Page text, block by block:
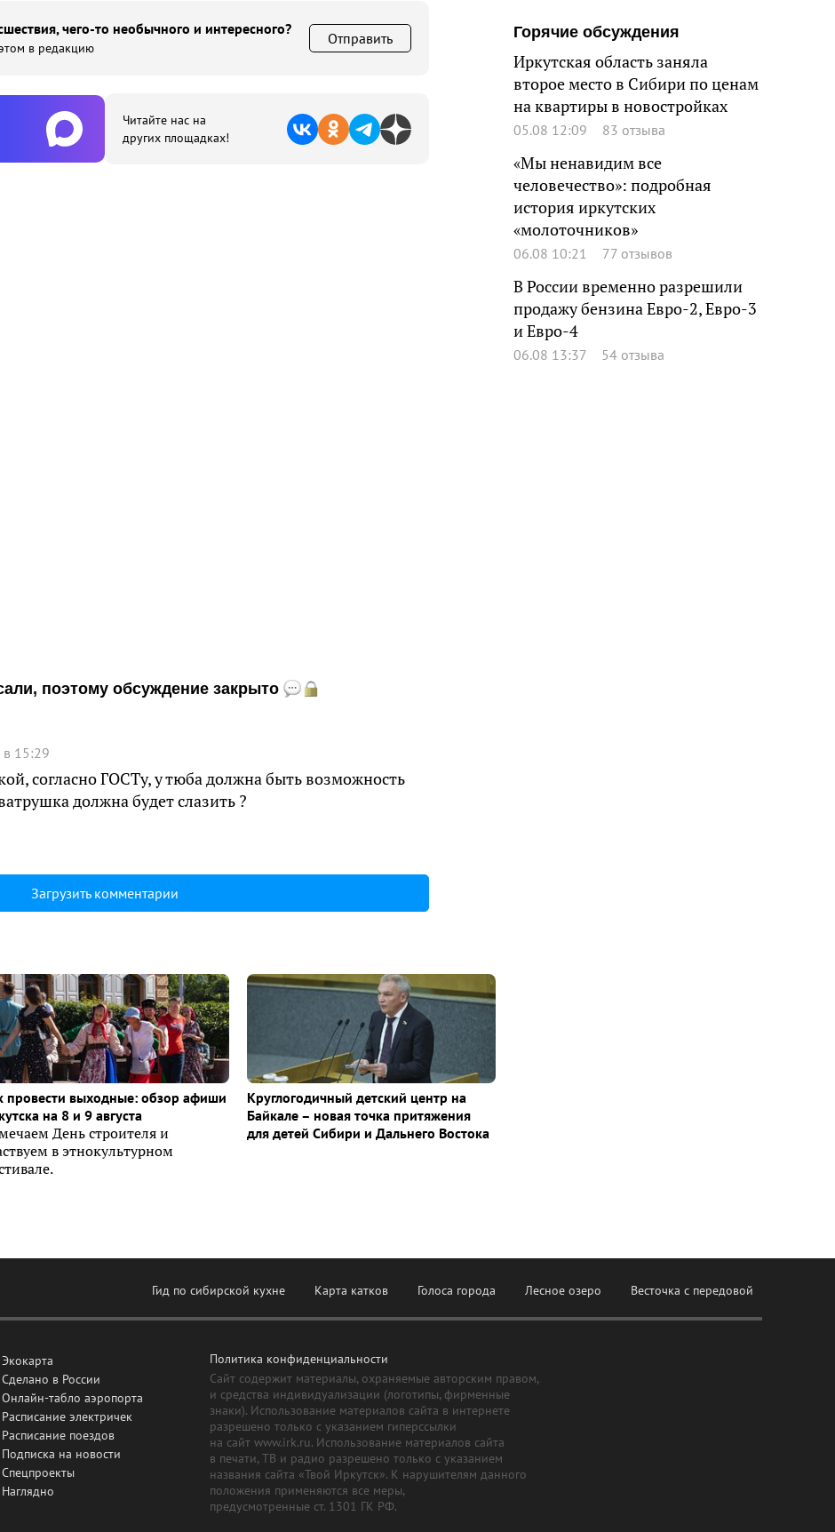
чего-то необычного и интересного?
в редакцию
Отправить
Читайте нас на
других площадках!
поэтому обсуждение закрыто
15:29
согласно ГОСТу, у тюба должна быть возможность
должна будет слазить ?
Загрузить комментарии
Горячие обсуждения
Иркутская область заняла
второе место в Сибири по ценам
на квартиры в новостройках
05.08 12:09 83 отзыва
«Мы ненавидим все
человечество»: подробная
история иркутских
«молоточников»
06.08 10:21 77 отзывов
В России временно разрешили
продажу бензина Евро-2, Евро-3
и Евро-4
06.08 13:37 54 отзыва
провести выходные: обзор афиши
на 8 и 9 августа
День строителя и
в этнокультурном
Круглогодичный детский центр на
Байкале – новая точка притяжения
для детей Сибири и Дальнего Востока
Гид по сибирской кухне Карта катков Голоса города Лесное озеро Весточка с передовой
Экокарта
Сделано в России
Онлайн-табло аэропорта
Расписание электричек
Расписание поездов
Подписка на новости
Спецпроекты
Наглядно
Политика конфиденциальности
Сайт содержит материалы, охраняемые авторским правом,
и средства индивидуализации (логотипы, фирменные
знаки). Использование материалов сайта в интернете
разрешено только с указанием гиперссылки
на сайт www.irk.ru. Использование материалов сайта
в печати, ТВ и радио разрешено только с указанием
названия сайта «Твой Иркутск». К нарушителям данного
положения применяются все меры,
предусмотренные ст. 1301 ГК РФ.